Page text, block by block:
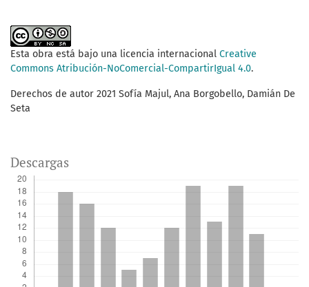
Esta obra está bajo una licencia internacional Creative
Commons Atribución-NoComercial-CompartirIgual 4.0.
Derechos de autor 2021 Sofía Majul, Ana Borgobello, Damián De
Seta
Descargas